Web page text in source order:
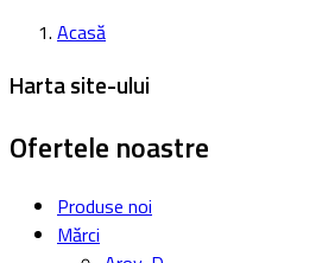
Acasă
Harta site-ului
Ofertele noastre
Produse noi
Mărci